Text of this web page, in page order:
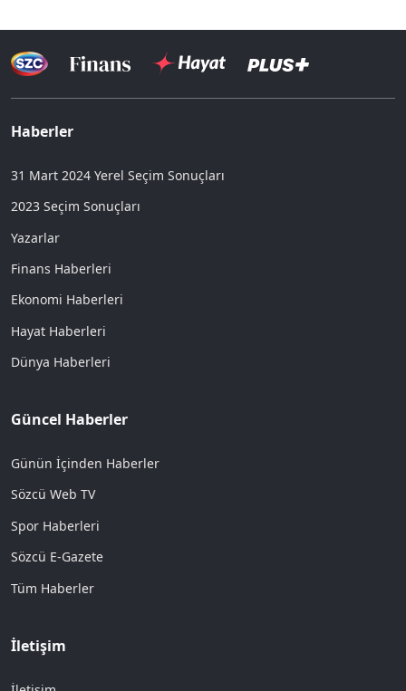
Haberler
31 Mart 2024 Yerel Seçim Sonuçları
2023 Seçim Sonuçları
Yazarlar
Finans Haberleri
Ekonomi Haberleri
Hayat Haberleri
Dünya Haberleri
Güncel Haberler
Günün İçinden Haberler
Sözcü Web TV
Spor Haberleri
Sözcü E-Gazete
Tüm Haberler
İletişim